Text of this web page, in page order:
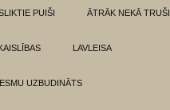
PUIŠI ĀTRĀK NEKĀ TRUŠI
LAVLEISA
ESMU UZBUDINĀTS